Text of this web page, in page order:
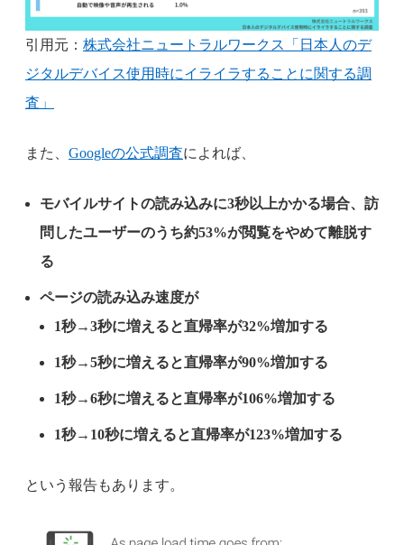
引用元： 株式会社ニュートラルワークス「日本人のデ
ジタルデバイス使用時にイライラすることに関する調
査」
また、 Googleの公式調査によれば、
モバイルサイトの読み込みに3秒以上かかる場合、訪
問したユーザーのうち約53%が閲覧をやめて離脱す
る
ページの読み込み速度が
1秒→3秒に増えると直帰率が32%増加する
1秒→5秒に増えると直帰率が90%増加する
1秒→6秒に増えると直帰率が106%増加する
1秒→10秒に増えると直帰率が123%増加する
という報告もあります。